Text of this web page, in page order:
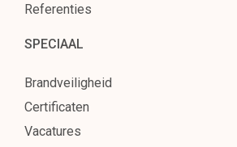
Referenties
SPECIAAL
Brandveiligheid
Certificaten
Vacatures